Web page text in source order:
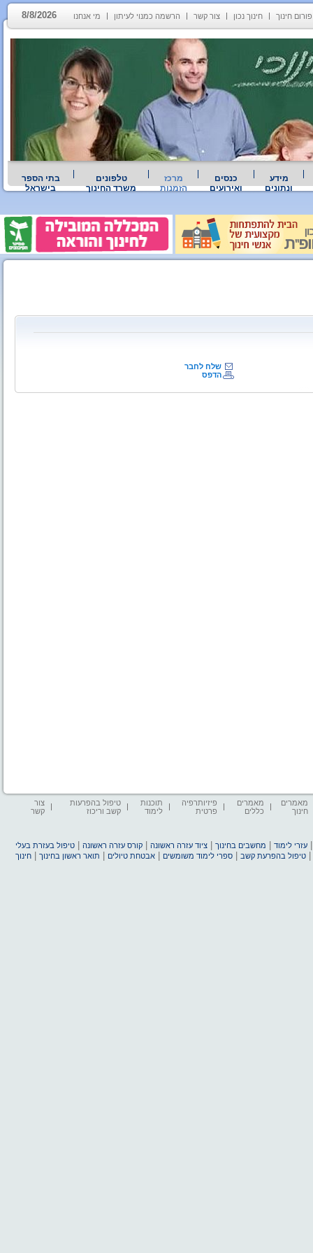
פורום חינוך חינוך נכון צור קשר הרשמה כמנוי לעיתון מי אנחנו 8/8/2026
מידע
ונתונים
כנסים
ואירועים
מרכז
הזמנות
טלפונים
משרד החינוך
בתי הספר
בישראל
שלח לחבר
הדפס
מאמרים
חינוך
מאמרים
כללים
פיזיותרפיה
פרטית
תוכנות
לימוד
טיפול בהפרעות
קשב וריכוז
צור
קשר
עזרי לימוד מחשבים בחינוך |ציוד עזרה ראשונה |קורס עזרה ראשונה |טיפול בעזרת בעלי
|טיפול בהפרעת קשב |ספרי לימוד משומשים |אבטחת טיולים תואר ראשון בחינוך |חינוך